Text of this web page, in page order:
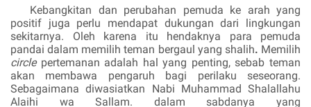
Kebangkitan dan perubahan pemuda ke arah yang
positif juga perlu mendapat dukungan dari lingkungan
sekitarnya. Oleh karena itu hendaknya para pemuda
pandai dalam memilih teman bergaul yang shalih. Memilih
circlepertemanan adalah hal yang penting, sebab teman
akan membawa pengaruh bagi perilaku seseorang.
Sebagaimana diwasiatkan Nabi Muhammad Shalallahu
Alaihi wa Sallam. dalam sabdanya yang